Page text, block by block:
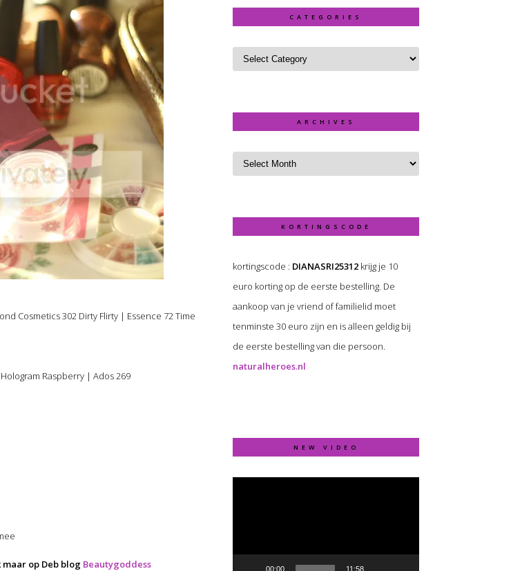
Cosmetics 302 Dirty Flirty | Essence 72 Time
Raspberry | Ados 269
op Deb blog Beautygoddess
CATEGORIES
ARCHIVES
KORTINGSCODE
kortingscode : DIANASRI25312 krijg je 10
euro korting op de eerste bestelling. De
aankoop van je vriend of familielid moet
tenminste 30 euro zijn en is alleen geldig bij
de eerste bestelling van die persoon.
naturalheroes.nl
NEW VIDEO
Video
00:00 11:58